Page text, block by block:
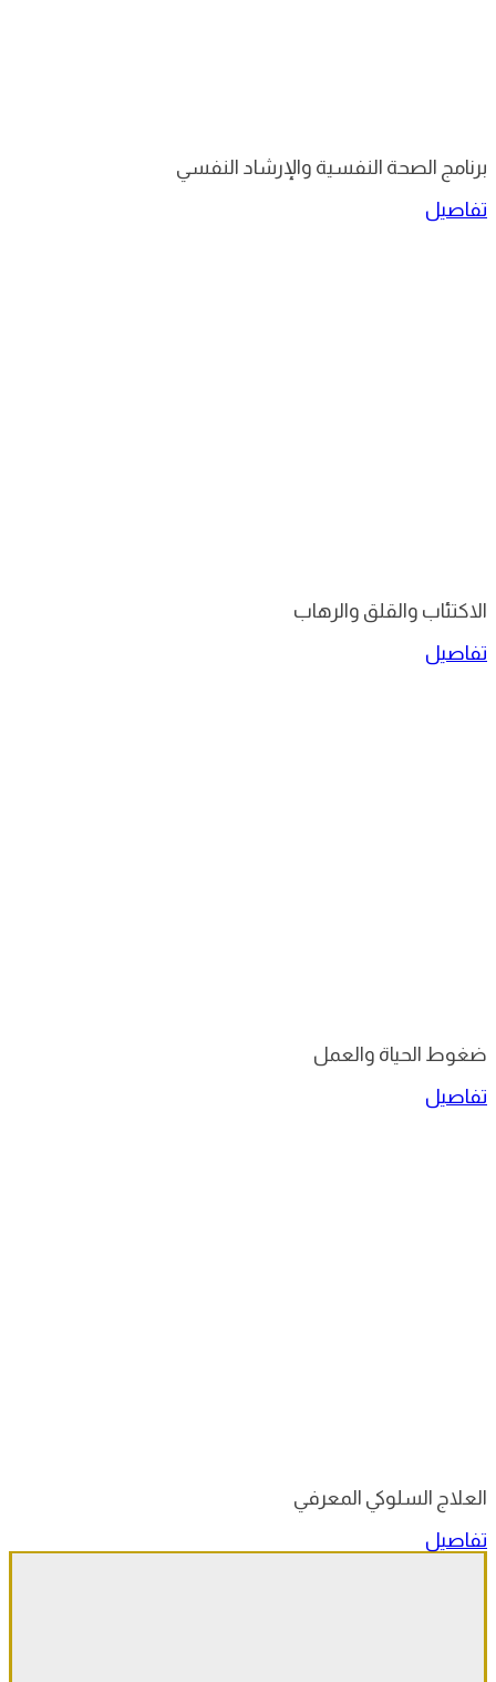
برنامج الصحة النفسية والإرشاد النفسي
تفاصيل
الاكتئاب والقلق والرهاب
تفاصيل
ضغوط الحياة والعمل
تفاصيل
العلاج السلوكي المعرفي
تفاصيل